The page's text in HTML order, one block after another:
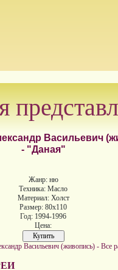
Васильевич
- "Даная"
Жанр: ню
Техника: Масло
Материал: Холст
Размер: 80х110
Год: 1994-1996
Цена:
Васильевич (живопись) - Все